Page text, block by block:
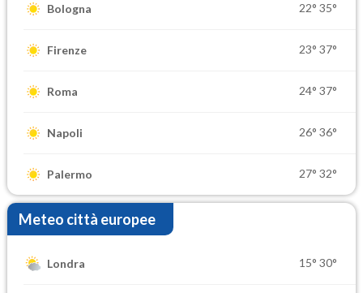
Bologna 22° 35°
Firenze 23° 37°
Roma 24° 37°
Napoli 26° 36°
Palermo 27° 32°
Meteo città europee
Londra 15° 30°